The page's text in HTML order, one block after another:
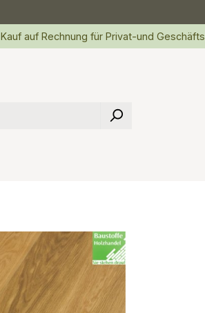
Kauf auf Rechnung für Privat-und